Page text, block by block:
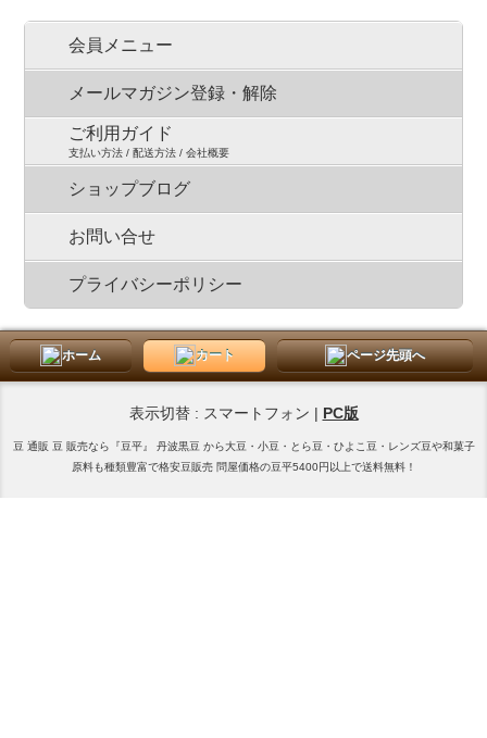
会員メニュー
メールマガジン登録・解除
ご利用ガイド
支払い方法 / 配送方法 / 会社概要
ショップブログ
お問い合せ
プライバシーポリシー
ホーム カート ページ先頭へ
表示切替 : スマートフォン | PC版
豆 通販 豆 販売なら『豆平』 丹波黒豆 から大豆・小豆・とら豆・ひよこ豆・レンズ豆や和菓子
原料も種類豊富で格安豆販売 問屋価格の豆平5400円以上で送料無料！